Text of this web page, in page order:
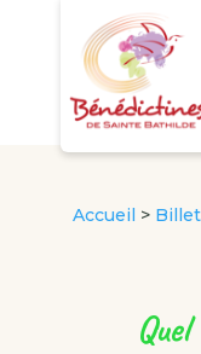
Accueil >